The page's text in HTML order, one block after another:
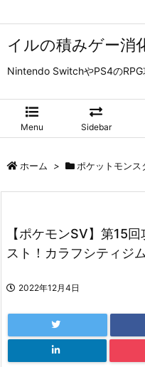
イルの積みゲー消
Nintendo SwitchやPS4のRPG
Menu Sidebar
ホーム > ポケットモンス
【ポケモンSV】第15
スト！カラフシティジ
2022年12月4日